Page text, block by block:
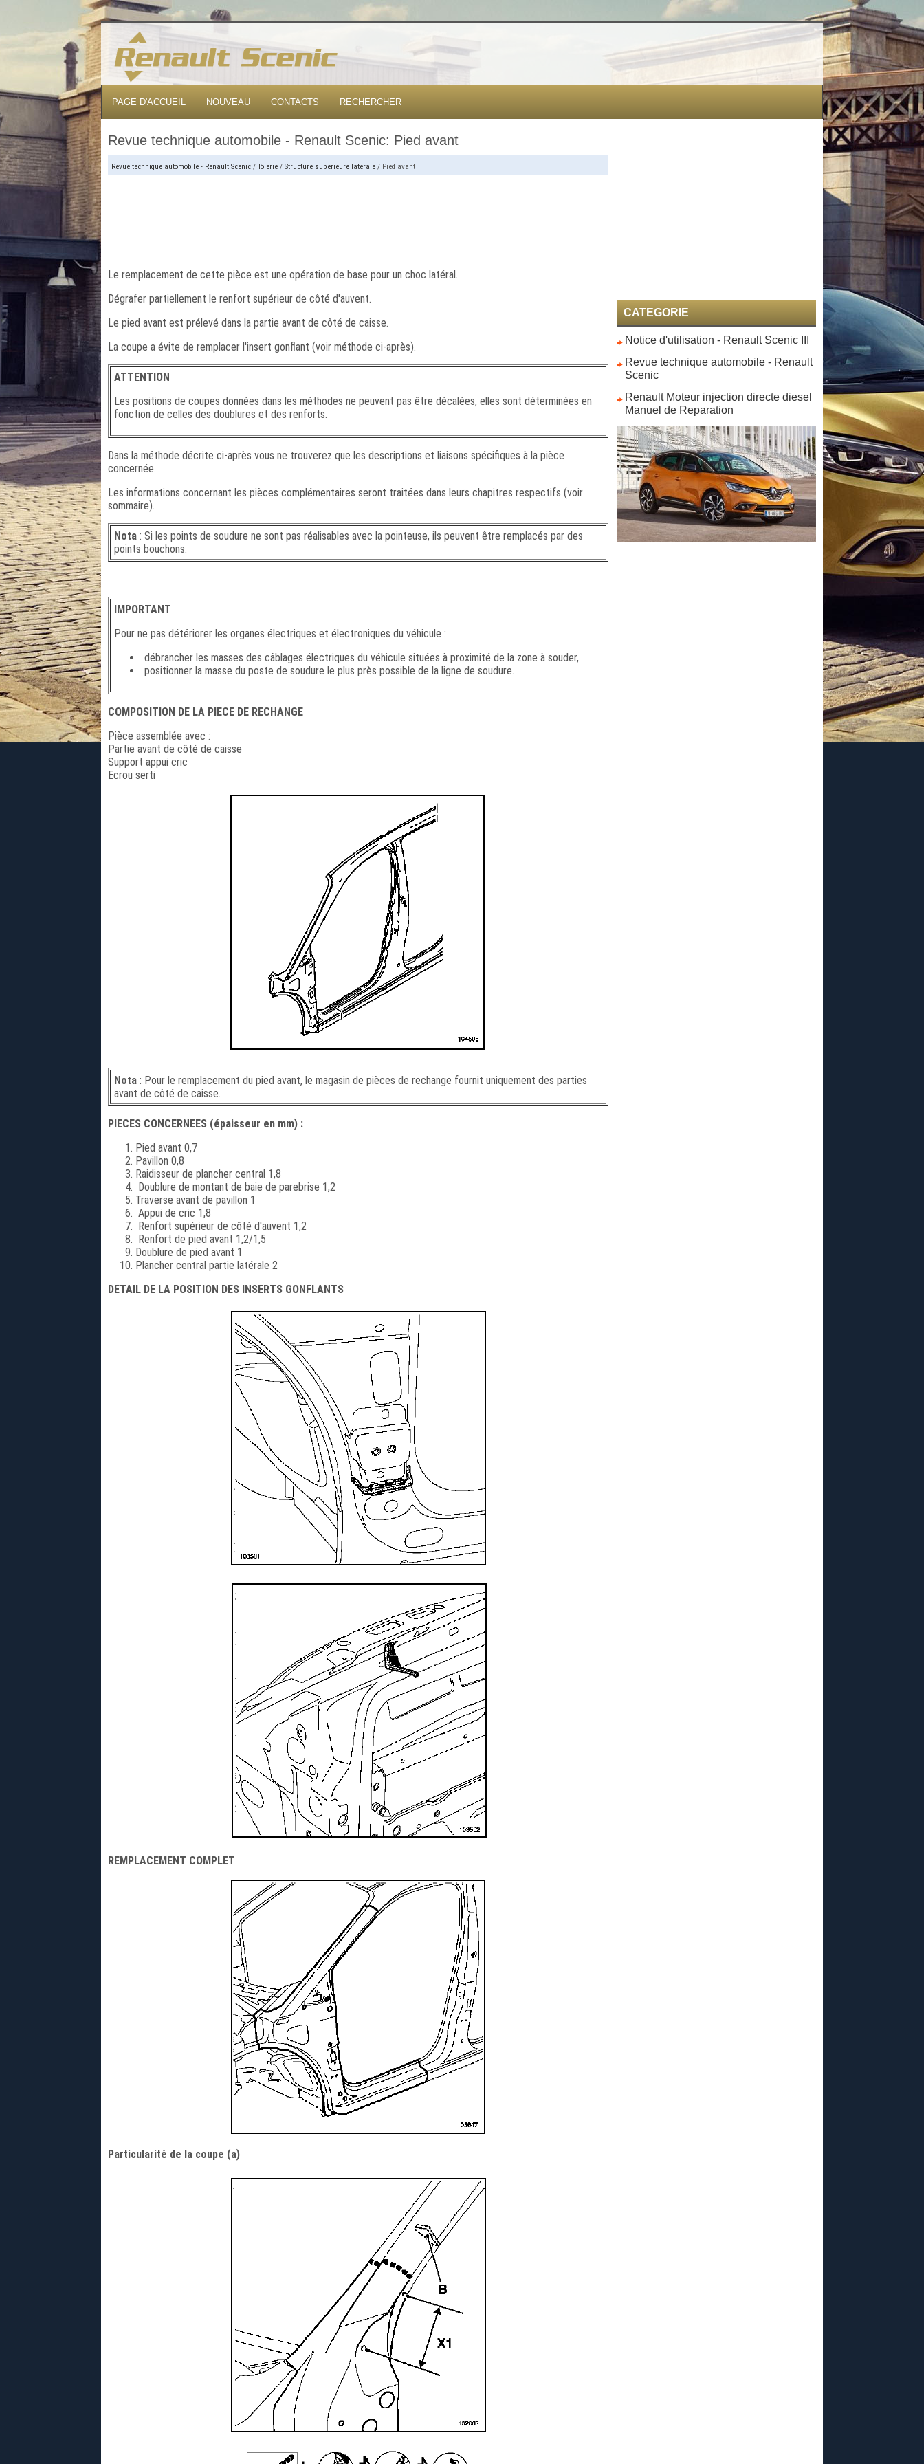
PAGE D'ACCUEIL NOUVEAU CONTACTS RECHERCHER
Revue technique automobile - Renault Scenic: Pied avant
Revue technique automobile - Renault Scenic / Tôlerie / Structure superieure laterale / Pied avant
Le remplacement de cette pièce est une opération de base pour un choc latéral.
Dégrafer partiellement le renfort supérieur de côté d'auvent.
Le pied avant est prélevé dans la partie avant de côté de caisse.
La coupe a évite de remplacer l'insert gonflant (voir méthode ci-après).
ATTENTION
Les positions de coupes données dans les méthodes ne peuvent pas être décalées, elles sont déterminées en
fonction de celles des doublures et des renforts.
Dans la méthode décrite ci-après vous ne trouverez que les descriptions et liaisons spécifiques à la pièce
concernée.
Les informations concernant les pièces complémentaires seront traitées dans leurs chapitres respectifs (voir
sommaire).
Nota : Si les points de soudure ne sont pas réalisables avec la pointeuse, ils peuvent être remplacés par des
points bouchons.
IMPORTANT
Pour ne pas détériorer les organes électriques et électroniques du véhicule :
débrancher les masses des câblages électriques du véhicule situées à proximité de la zone à souder,
positionner la masse du poste de soudure le plus près possible de la ligne de soudure.
COMPOSITION DE LA PIECE DE RECHANGE
Pièce assemblée avec :
Partie avant de côté de caisse
Support appui cric
Ecrou serti
Nota : Pour le remplacement du pied avant, le magasin de pièces de rechange fournit uniquement des parties
avant de côté de caisse.
PIECES CONCERNEES (épaisseur en mm) :
Pied avant 0,7
Pavillon 0,8
Raidisseur de plancher central 1,8
Doublure de montant de baie de parebrise 1,2
Traverse avant de pavillon 1
Appui de cric 1,8
Renfort supérieur de côté d'auvent 1,2
Renfort de pied avant 1,2/1,5
Doublure de pied avant 1
Plancher central partie latérale 2
DETAIL DE LA POSITION DES INSERTS GONFLANTS
REMPLACEMENT COMPLET
Particularité de la coupe (a)
CATEGORIE
Notice d'utilisation - Renault Scenic III
Revue technique automobile - Renault
Scenic
Renault Moteur injection directe diesel
Manuel de Reparation